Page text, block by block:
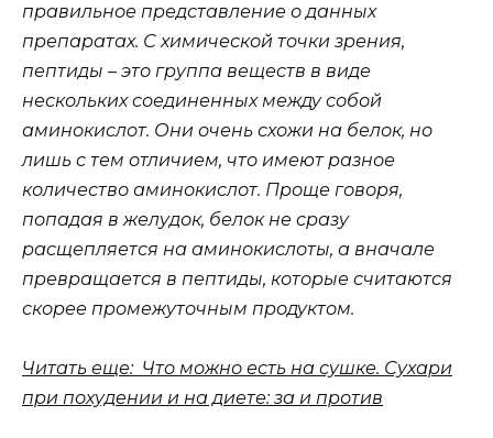
правильное представление о данных
препаратах. С химической точки зрения,
пептиды – это группа веществ в виде
нескольких соединенных между собой
аминокислот. Они очень схожи на белок, но
лишь с тем отличием, что имеют разное
количество аминокислот. Проще говоря,
попадая в желудок, белок не сразу
расщепляется на аминокислоты, а вначале
превращается в пептиды, которые считаются
скорее промежуточным продуктом.
Читать еще: Что можно есть на сушке. Сухари
при похудении и на диете: за и против